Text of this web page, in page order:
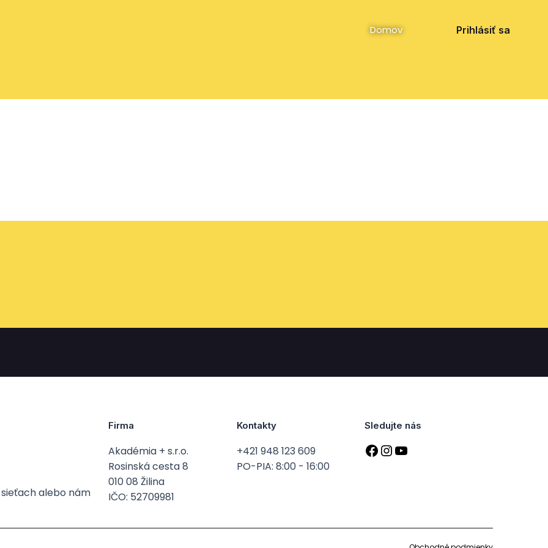
Domov Prihlásiť sa
alebo nám
Firma
Akadémia + s.r.o.
Rosinská cesta 8
010 08 Žilina
IČO: 52709981
Kontakty
+421 948 123 609
PO-PIA: 8:00 - 16:00
Sledujte nás